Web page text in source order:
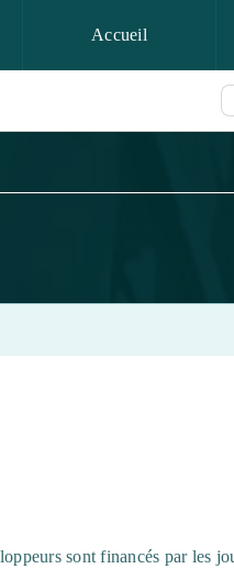
Accueil
sont financés par les